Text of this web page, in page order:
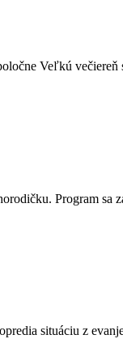
Veľkú
Program sa
situáciu z